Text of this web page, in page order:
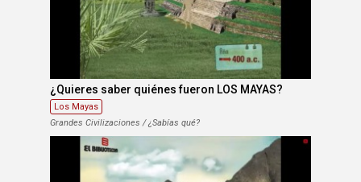
¿Quieres saber quiénes fueron LOS MAYAS?
Los Mayas
Grandes Civilizaciones / ¿Sabías qué?